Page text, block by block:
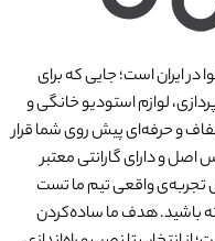
ایران است؛ جایی که برای
لوازم استودیو خانگی و
و حرفه‌ای پیش روی شما قرار
اصل و دارای گارانتی معتبر
تجربه‌ی واقعی تیم ما تست
باشید. هدف ما ساده‌کردن